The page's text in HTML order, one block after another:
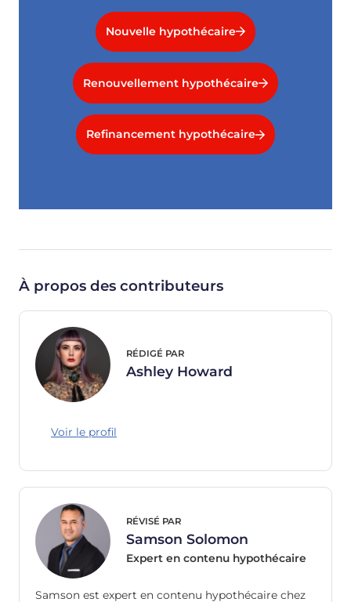
Nouvelle hypothécaire
Renouvellement hypothécaire
Refinancement hypothécaire
À propos des contributeurs
RÉDIGÉ PAR
Ashley Howard
Voir le profil
RÉVISÉ PAR
Samson Solomon
Expert en contenu hypothécaire
Samson est expert en contenu hypothécaire chez